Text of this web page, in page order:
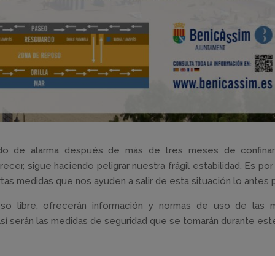
de alarma después de más de tres meses de
sigue haciendo peligrar nuestra frágil estabilidad. Es
medidas que nos ayuden a salir de esta situación lo antes
libre, ofrecerán información y normas de uso de las
serán las medidas de seguridad que se tomarán durante